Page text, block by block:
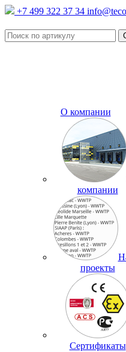
+7 499 322 37 34
О компании
компании
проекты
Сертификаты